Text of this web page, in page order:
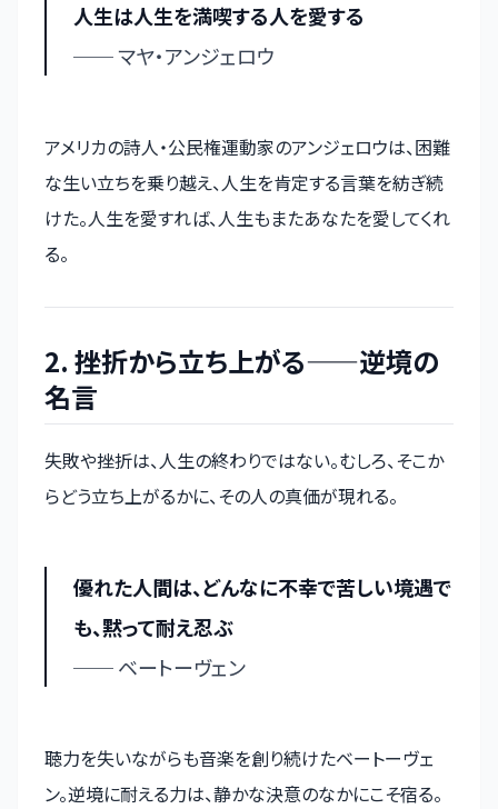
人生は人生を満喫する人を愛する
── マヤ・アンジェロウ
アメリカの詩人・公民権運動家のアンジェロウは、困難
な生い立ちを乗り越え、人生を肯定する言葉を紡ぎ続
けた。人生を愛すれば、人生もまたあなたを愛してくれ
る。
2. 挫折から立ち上がる——逆境の
名言
失敗や挫折は、人生の終わりではない。むしろ、そこか
らどう立ち上がるかに、その人の真価が現れる。
優れた人間は、どんなに不幸で苦しい境遇で
も、黙って耐え忍ぶ
── ベートーヴェン
聴力を失いながらも音楽を創り続けたベートーヴェ
ン。逆境に耐える力は、静かな決意のなかにこそ宿る。